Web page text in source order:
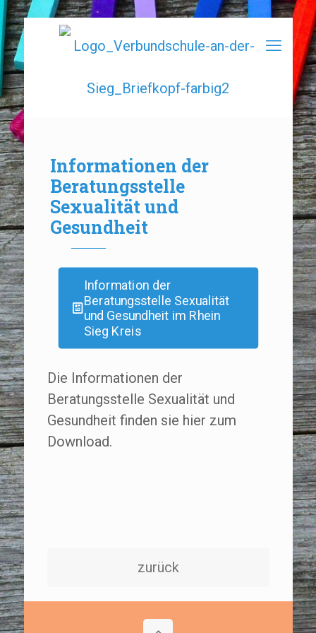
Informationen der
Beratungsstelle
Sexualität und
Gesundheit
Information der
Beratungsstelle Sexualität
und Gesundheit im Rhein
Sieg Kreis
Die Informationen der
Beratungsstelle Sexualität und
Gesundheit finden sie hier zum
Download.
zurück